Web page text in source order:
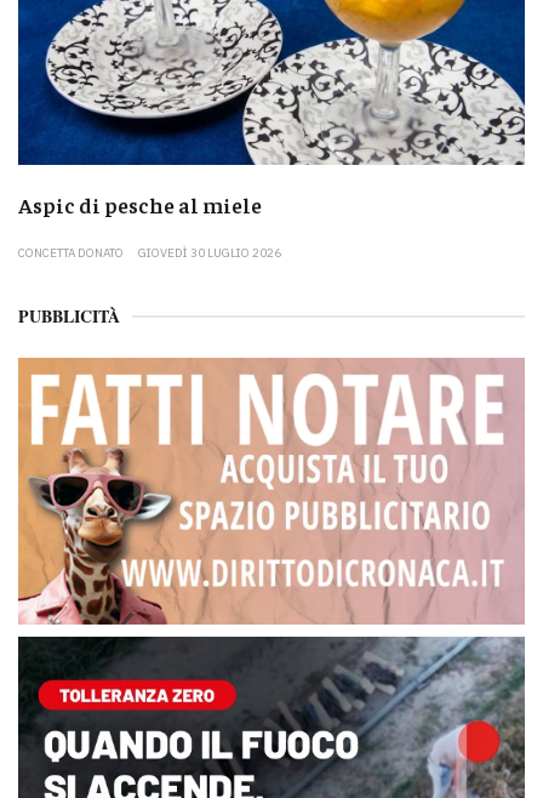
Aspic di pesche al miele
CONCETTA DONATO GIOVEDÌ 30 LUGLIO 2026
PUBBLICITÀ